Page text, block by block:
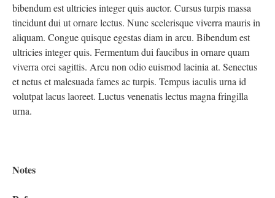
bibendum est ultricies integer quis auctor. Cursus turpis massa
tincidunt dui ut ornare lectus. Nunc scelerisque viverra mauris in
aliquam. Congue quisque egestas diam in arcu. Bibendum est
ultricies integer quis. Fermentum dui faucibus in ornare quam
viverra orci sagittis. Arcu non odio euismod lacinia at. Senectus
et netus et malesuada fames ac turpis. Tempus iaculis urna id
volutpat lacus laoreet. Luctus venenatis lectus magna fringilla
urna.
Notes